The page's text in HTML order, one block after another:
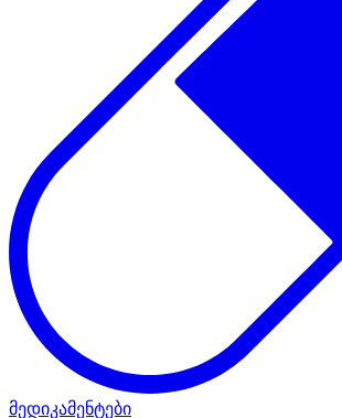
მედიკამენტები